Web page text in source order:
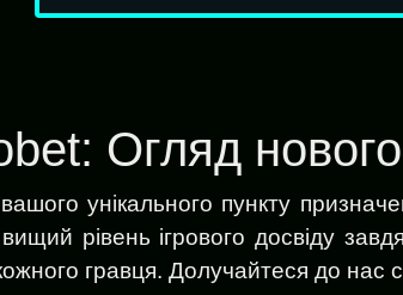
Огляд нового
унікального пункту
рівень ігрового досвіду
гравця. Долучайтеся до нас